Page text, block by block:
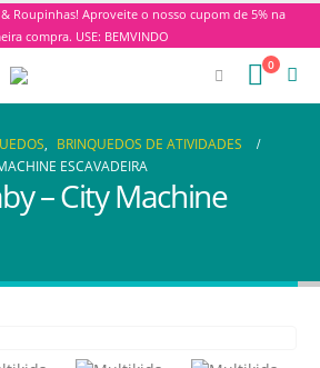
Roupinhas! Aproveite o nosso cupom de 5% na
compra. USE: BEMVINDO
0
, BRINQUEDOS DE ATIVIDADES
ESCAVADEIRA
– City Machine